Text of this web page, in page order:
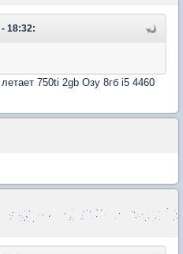
18:32:
750ti 2gb Озу 8гб i5 4460